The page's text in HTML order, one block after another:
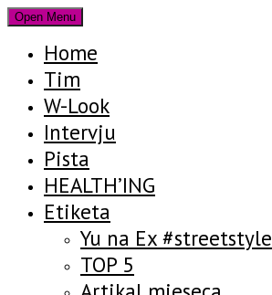
Open Menu
Home
Tim
W-Look
Intervju
Pista
HEALTH’ING
Etiketa
Yu na Ex #streetstyle
TOP 5